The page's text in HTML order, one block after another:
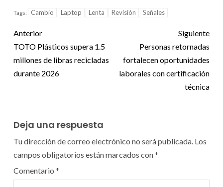
Tags: Cambio Laptop Lenta Revisión Señales
Anterior
TOTO Plásticos supera 1.5
millones de libras recicladas
durante 2026
Siguiente
Personas retornadas
fortalecen oportunidades
laborales con certificación
técnica
Deja una respuesta
Tu dirección de correo electrónico no será publicada. Los
campos obligatorios están marcados con*
Comentario *